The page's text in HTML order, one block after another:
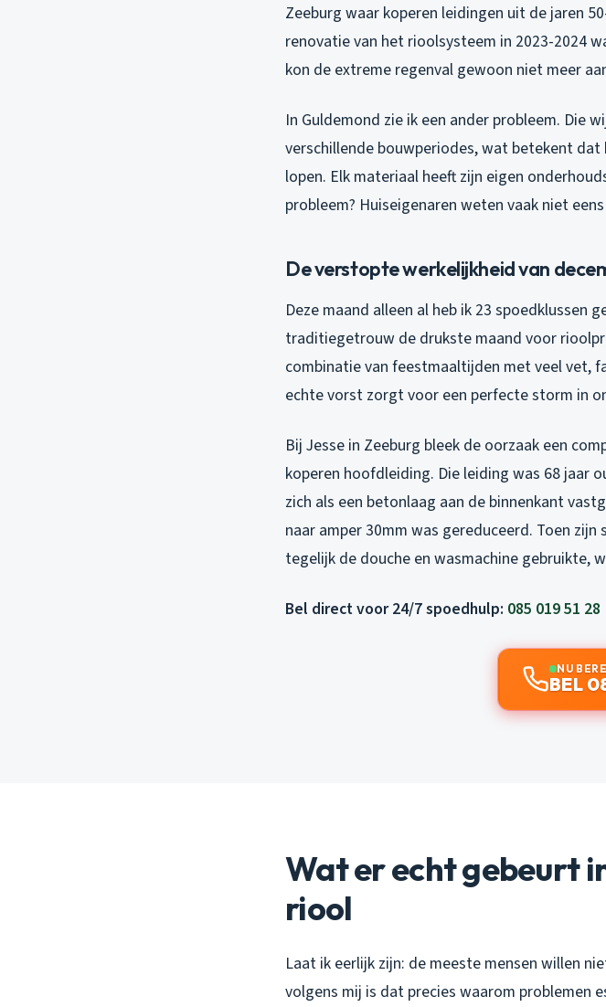
Zeeburg waar koperen leidingen uit de jaren
renovatie van het rioolsysteem in 2023-2024
kon de extreme regenval gewoon niet meer
In Guldemond zie ik een ander probleem. Die
verschillende bouwperiodes, wat betekent dat
lopen. Elk materiaal heeft zijn eigen
probleem? Huiseigenaren weten vaak niet
De verstopte werkelijkheid van
Deze maand alleen al heb ik 23 spoedklussen
traditiegetrouw de drukste maand voor
combinatie van feestmaaltijden met veel vet,
echte vorst zorgt voor een perfecte storm in
Bij Jesse in Zeeburg bleek de oorzaak een
koperen hoofdleiding. Die leiding was 68 jaar
zich als een betonlaag aan de binnenkant
naar amper 30mm was gereduceerd. Toen
tegelijk de douche en wasmachine gebruikte,
Bel direct voor 24/7 spoedhulp: 085 019 51 28
NU
BEL
Wat er echt gebeurt
riool
Laat ik eerlijk zijn: de meeste mensen willen
volgens mij is dat precies waarom problemen